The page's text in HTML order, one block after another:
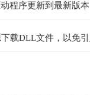
程序更新到最新版本
载DLL文件，以免